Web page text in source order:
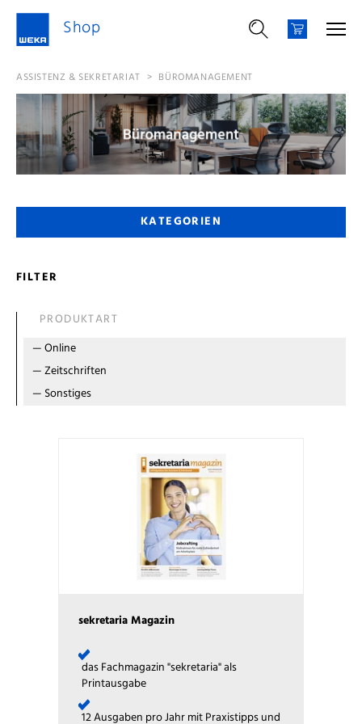
Shop
ASSISTENZ & SEKRETARIAT > BÜROMANAGEMENT
KATEGORIEN
FILTER
PRODUKTART
—Online
—Zeitschriften
— Sonstiges
sekretaria Magazin
das Fachmagazin "sekretaria" als
Printausgabe
12 Ausgaben pro Jahr mit Praxistipps und